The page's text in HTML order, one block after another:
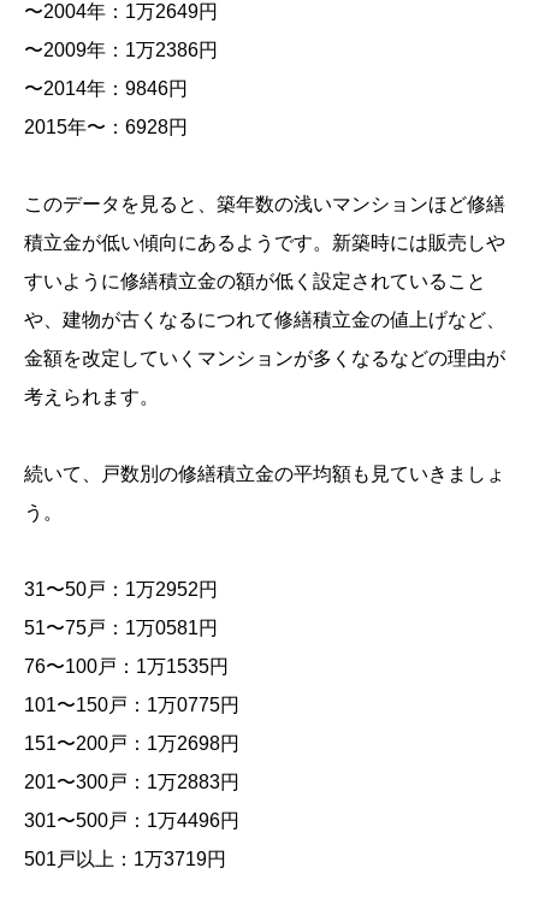
〜2004年：1万2649円
〜2009年：1万2386円
〜2014年：9846円
2015年〜：6928円
このデータを見ると、築年数の浅いマンションほど修繕
積立金が低い傾向にあるようです。新築時には販売しや
すいように修繕積立金の額が低く設定されていること
や、建物が古くなるにつれて修繕積立金の値上げなど、
金額を改定していくマンションが多くなるなどの理由が
考えられます。
続いて、戸数別の修繕積立金の平均額も見ていきましょ
う。
31〜50戸：1万2952円
51〜75戸：1万0581円
76〜100戸：1万1535円
101〜150戸：1万0775円
151〜200戸：1万2698円
201〜300戸：1万2883円
301〜500戸：1万4496円
501戸以上：1万3719円